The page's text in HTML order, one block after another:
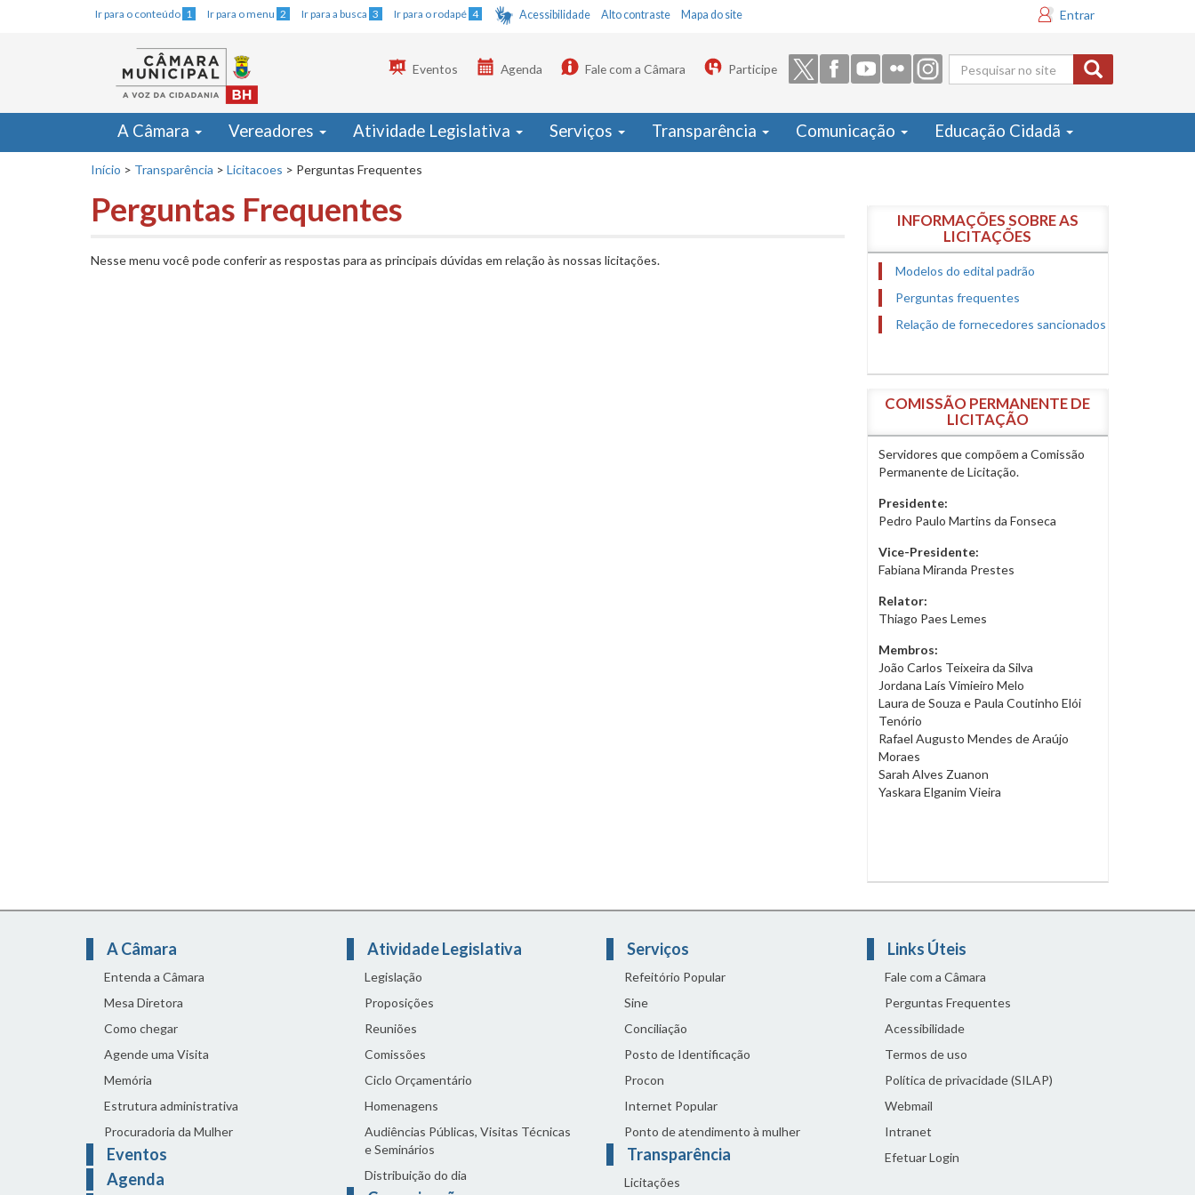
Ir para o conteúdo 1 Ir para o menu 2 Ir para a busca 3 Ir para o rodapé 4 Acessibilidade Alto contraste Mapa do site Entrar
Formulário
de busca
Eventos Agenda Fale com a Câmara Participe
A Câmara Vereadores Atividade Legislativa Serviços Transparência Comunicação Educação Cidadã
Início > Transparência > Licitacoes > Perguntas Frequentes
Perguntas Frequentes
Nesse menu você pode conferir as respostas para as principais dúvidas em relação às nossas licitações.
INFORMAÇÕES SOBRE AS
LICITAÇÕES
Modelos do edital padrão
Perguntas frequentes
Relação de fornecedores sancionados
COMISSÃO PERMANENTE DE
LICITAÇÃO
Servidores que compõem a Comissão
Permanente de Licitação.
Presidente:
Pedro Paulo Martins da Fonseca
Vice-Presidente:
Fabiana Miranda Prestes
Relator:
Thiago Paes Lemes
Membros:
João Carlos Teixeira da Silva
Jordana Laís Vimieiro Melo
Laura de Souza e Paula Coutinho Elói
Tenório
Rafael Augusto Mendes de Araújo
Moraes
Sarah Alves Zuanon
Yaskara Elganim Vieira
A Câmara
Entenda a Câmara
Mesa Diretora
Como chegar
Agende uma Visita
Memória
Estrutura administrativa
Procuradoria da Mulher
Eventos
Agenda
Atividade Legislativa
Legislação
Proposições
Reuniões
Comissões
Ciclo Orçamentário
Homenagens
Audiências Públicas, Visitas Técnicas
e Seminários
Distribuição do dia
Serviços
Refeitório Popular
Sine
Conciliação
Posto de Identificação
Procon
Internet Popular
Ponto de atendimento à mulher
Transparência
Licitações
Links Úteis
Fale com a Câmara
Perguntas Frequentes
Acessibilidade
Termos de uso
Política de privacidade (SILAP)
Webmail
Intranet
Efetuar Login